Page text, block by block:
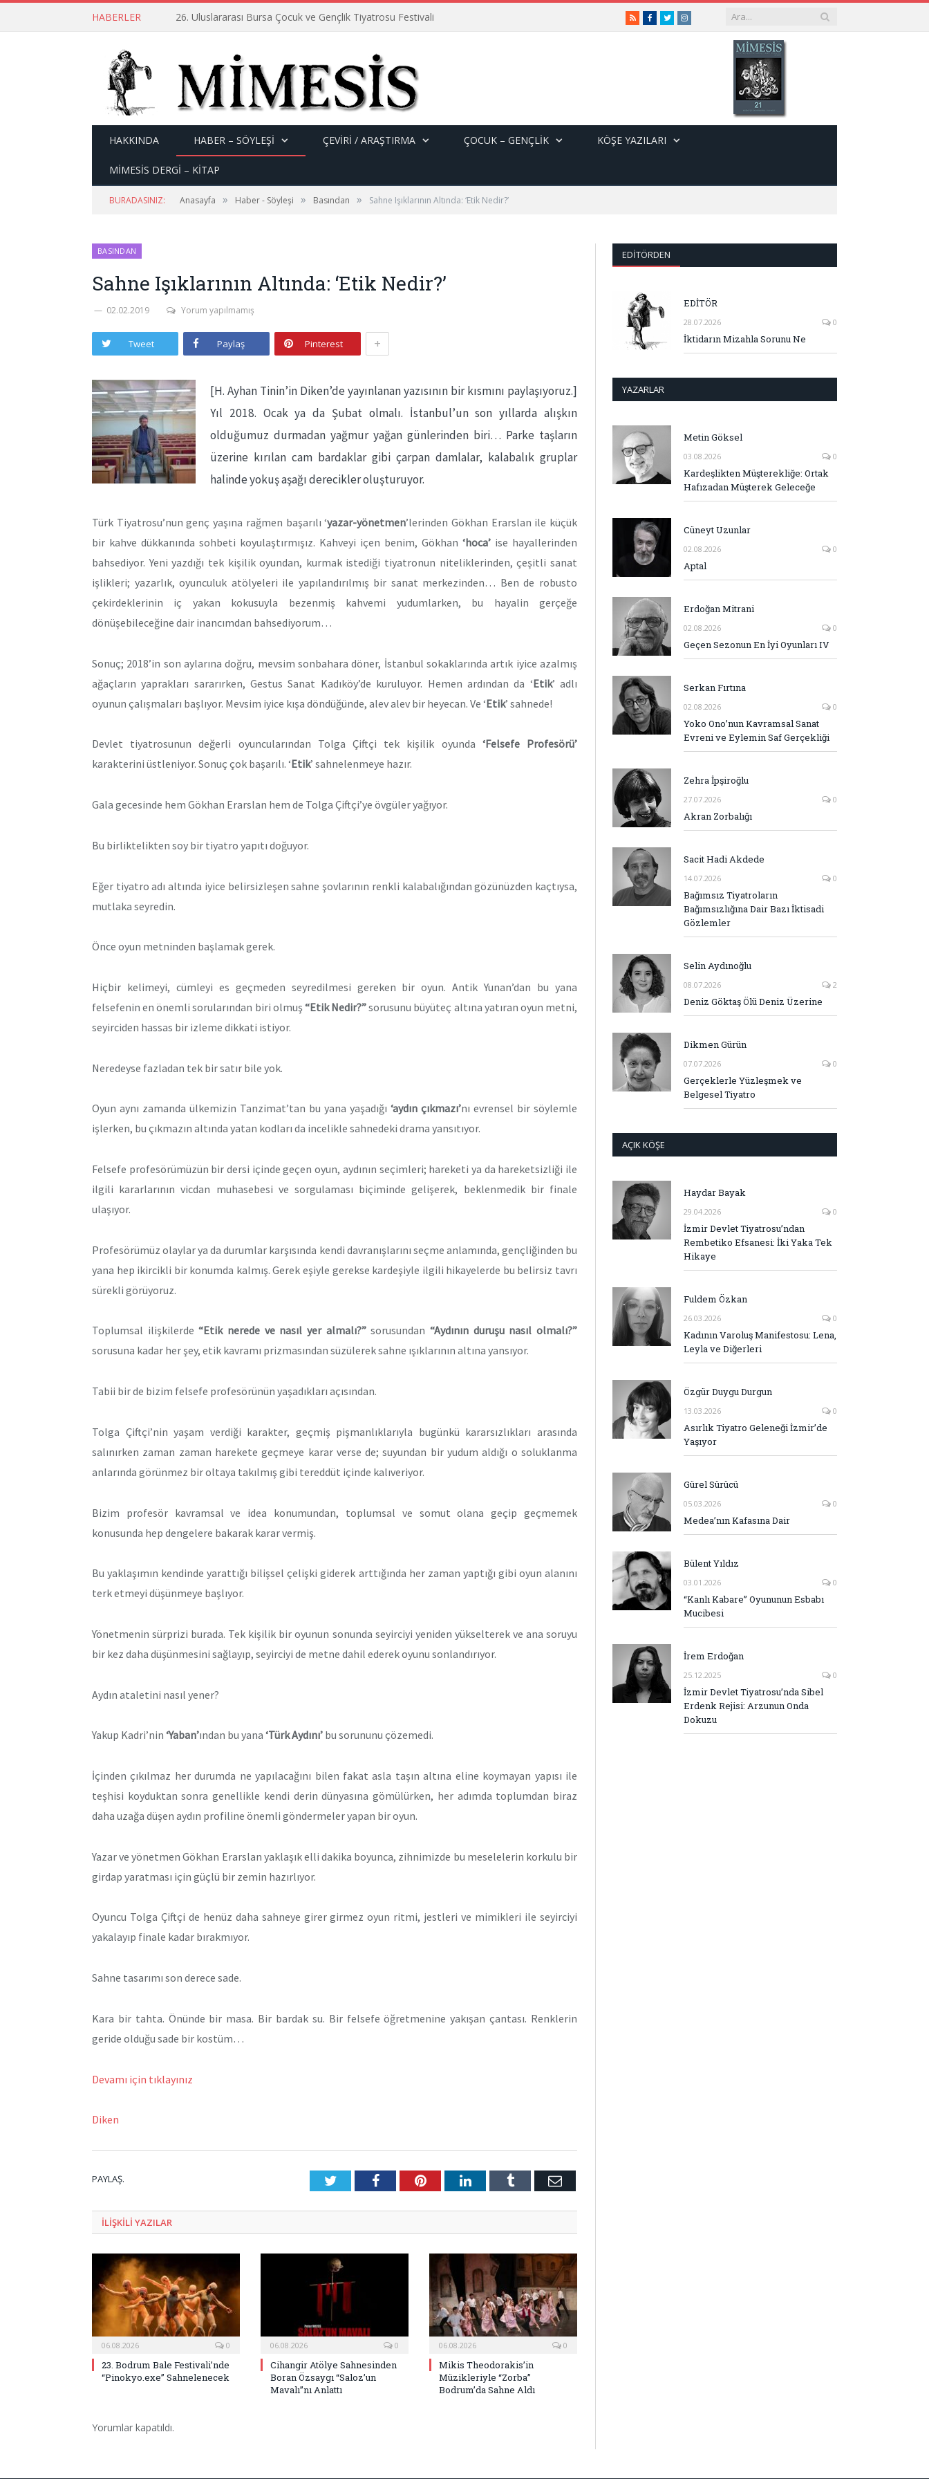
HABERLER 26. Uluslararası Bursa Çocuk ve Gençlik Tiyatrosu Festivali RSSFacebook
TwitterInstagram
HAKKINDA HABER – SÖYLEŞI ÇEVİRİ / ARAŞTIRMA ÇOCUK – GENÇLIK KÖŞE YAZILARI
MİMESİS DERGİ – KİTAP
BURADASINIZ: Anasayfa » Haber - Söyleşi » Basından » Sahne Işıklarının Altında: ‘Etik Nedir?’
BASINDAN
Sahne Işıklarının Altında: ‘Etik Nedir?’
02.02.2019 Yorum yapılmamış
Tweet Paylaş Pinterest +
[H. Ayhan Tinin’in Diken’de yayınlanan yazısının bir kısmını paylaşıyoruz.]
Yıl 2018. Ocak ya da Şubat olmalı. İstanbul’un son yıllarda alışkın
olduğumuz durmadan yağmur yağan günlerinden biri… Parke taşların
üzerine kırılan cam bardaklar gibi çarpan damlalar, kalabalık gruplar
halinde yokuş aşağı derecikler oluşturuyor.
Türk Tiyatrosu’nun genç yaşına rağmen başarılı ‘yazar-yönetmen’lerinden Gökhan Erarslan ile küçük
bir kahve dükkanında sohbeti koyulaştırmışız. Kahveyi içen benim, Gökhan ‘hoca’ ise hayallerinden
bahsediyor. Yeni yazdığı tek kişilik oyundan, kurmak istediği tiyatronun niteliklerinden, çeşitli sanat
işlikleri; yazarlık, oyunculuk atölyeleri ile yapılandırılmış bir sanat merkezinden… Ben de robusto
çekirdeklerinin iç yakan kokusuyla bezenmiş kahvemi yudumlarken, bu hayalin gerçeğe
dönüşebileceğine dair inancımdan bahsediyorum…
Sonuç; 2018’in son aylarına doğru, mevsim sonbahara döner, İstanbul sokaklarında artık iyice azalmış
ağaçların yaprakları sararırken, Gestus Sanat Kadıköy’de kuruluyor. Hemen ardından da ‘Etik’ adlı
oyunun çalışmaları başlıyor. Mevsim iyice kışa döndüğünde, alev alev bir heyecan. Ve ‘Etik’ sahnede!
Devlet tiyatrosunun değerli oyuncularından Tolga Çiftçi tek kişilik oyunda ‘Felsefe Profesörü’
karakterini üstleniyor. Sonuç çok başarılı. ‘Etik’ sahnelenmeye hazır.
Gala gecesinde hem Gökhan Erarslan hem de Tolga Çiftçi’ye övgüler yağıyor.
Bu birliktelikten soy bir tiyatro yapıtı doğuyor.
Eğer tiyatro adı altında iyice belirsizleşen sahne şovlarının renkli kalabalığından gözünüzden kaçtıysa,
mutlaka seyredin.
Önce oyun metninden başlamak gerek.
Hiçbir kelimeyi, cümleyi es geçmeden seyredilmesi gereken bir oyun. Antik Yunan’dan bu yana
felsefenin en önemli sorularından biri olmuş “Etik Nedir?”sorusunu büyüteç altına yatıran oyun metni,
seyirciden hassas bir izleme dikkati istiyor.
Neredeyse fazladan tek bir satır bile yok.
Oyun aynı zamanda ülkemizin Tanzimat’tan bu yana yaşadığı ‘aydın çıkmazı’nı evrensel bir söylemle
işlerken, bu çıkmazın altında yatan kodları da incelikle sahnedeki drama yansıtıyor.
Felsefe profesörümüzün bir dersi içinde geçen oyun, aydının seçimleri; hareketi ya da hareketsizliği ile
ilgili kararlarının vicdan muhasebesi ve sorgulaması biçiminde gelişerek, beklenmedik bir finale
ulaşıyor.
Profesörümüz olaylar ya da durumlar karşısında kendi davranışlarını seçme anlamında, gençliğinden bu
yana hep ikircikli bir konumda kalmış. Gerek eşiyle gerekse kardeşiyle ilgili hikayelerde bu belirsiz tavrı
sürekli görüyoruz.
Toplumsal ilişkilerde“Etik nerede ve nasıl yer almalı?”sorusundan“Aydının duruşu nasıl olmalı?”
sorusuna kadar her şey, etik kavramı prizmasından süzülerek sahne ışıklarının altına yansıyor.
Tabii bir de bizim felsefe profesörünün yaşadıkları açısından.
Tolga Çiftçi’nin yaşam verdiği karakter, geçmiş pişmanlıklarıyla bugünkü kararsızlıkları arasında
salınırken zaman zaman harekete geçmeye karar verse de; suyundan bir yudum aldığı o soluklanma
anlarında görünmez bir oltaya takılmış gibi tereddüt içinde kalıveriyor.
Bizim profesör kavramsal ve idea konumundan, toplumsal ve somut olana geçip geçmemek
konusunda hep dengelere bakarak karar vermiş.
Bu yaklaşımın kendinde yarattığı bilişsel çelişki giderek arttığında her zaman yaptığı gibi oyun alanını
terk etmeyi düşünmeye başlıyor.
Yönetmenin sürprizi burada. Tek kişilik bir oyunun sonunda seyirciyi yeniden yükselterek ve ana soruyu
bir kez daha düşünmesini sağlayıp, seyirciyi de metne dahil ederek oyunu sonlandırıyor.
Aydın ataletini nasıl yener?
Yakup Kadri’nin ‘Yaban’ından bu yana ‘Türk Aydını’ bu sorununu çözemedi.
İçinden çıkılmaz her durumda ne yapılacağını bilen fakat asla taşın altına eline koymayan yapısı ile
teşhisi koyduktan sonra genellikle kendi derin dünyasına gömülürken, her adımda toplumdan biraz
daha uzağa düşen aydın profiline önemli göndermeler yapan bir oyun.
Yazar ve yönetmen Gökhan Erarslan yaklaşık elli dakika boyunca, zihnimizde bu meselelerin korkulu bir
girdap yaratması için güçlü bir zemin hazırlıyor.
Oyuncu Tolga Çiftçi de henüz daha sahneye girer girmez oyun ritmi, jestleri ve mimikleri ile seyirciyi
yakalayıp finale kadar bırakmıyor.
Sahne tasarımı son derece sade.
Kara bir tahta. Önünde bir masa. Bir bardak su. Bir felsefe öğretmenine yakışan çantası. Renklerin
geride olduğu sade bir kostüm…
Devamı için tıklayınız
Diken
PAYLAŞ. TwitterFacebookPinterestLinkedInTumblr E-
ILIŞKILI YAZILAR
06.08.2026 0
23. Bodrum Bale Festivali’nde
“Pinokyo.exe” Sahnelenecek
06.08.2026 0
Cihangir Atölye Sahnesinden
Boran Özsaygı “Saloz’un
Mavalı”nı Anlattı
06.08.2026 0
Mikis Theodorakis’in
Müzikleriyle “Zorba”
Bodrum’da Sahne Aldı
Yorumlar kapatıldı.
EDITÖRDEN
EDİTÖR
28.07.2026 0
İktidarın Mizahla Sorunu Ne
YAZARLAR
Metin Göksel
03.08.2026 0
Kardeşlikten Müşterekliğe: Ortak
Hafızadan Müşterek Geleceğe
Cüneyt Uzunlar
02.08.2026 0
Aptal
Erdoğan Mitrani
02.08.2026 0
Geçen Sezonun En İyi Oyunları IV
Serkan Fırtına
02.08.2026 0
Yoko Ono’nun Kavramsal Sanat
Evreni ve Eylemin Saf Gerçekliği
Zehra İpşiroğlu
27.07.2026 0
Akran Zorbalığı
Sacit Hadi Akdede
14.07.2026 0
Bağımsız Tiyatroların
Bağımsızlığına Dair Bazı İktisadi
Gözlemler
Selin Aydınoğlu
08.07.2026 2
Deniz Göktaş Ölü Deniz Üzerine
Dikmen Gürün
07.07.2026 0
Gerçeklerle Yüzleşmek ve
Belgesel Tiyatro
AÇIK KÖŞE
Haydar Bayak
29.04.2026 0
İzmir Devlet Tiyatrosu’ndan
Rembetiko Efsanesi: İki Yaka Tek
Hikaye
Fuldem Özkan
26.03.2026 0
Kadının Varoluş Manifestosu: Lena,
Leyla ve Diğerleri
Özgür Duygu Durgun
13.03.2026 0
Asırlık Tiyatro Geleneği İzmir’de
Yaşıyor
Gürel Sürücü
05.03.2026 0
Medea’nın Kafasına Dair
Bülent Yıldız
03.01.2026 0
“Kanlı Kabare” Oyununun Esbabı
Mucibesi
İrem Erdoğan
25.12.2025 0
İzmir Devlet Tiyatrosu’nda Sibel
Erdenk Rejisi: Arzunun Onda
Dokuzu